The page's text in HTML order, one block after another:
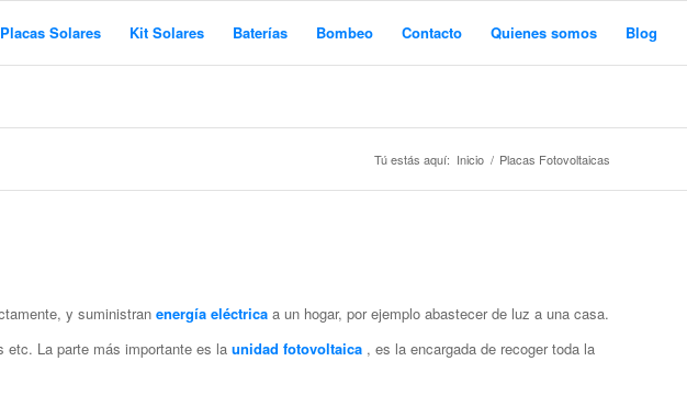
Placas Solares Kit Solares Baterías Bombeo Contacto Quienes somos Blog
Tú estás aquí: Inicio / Placas Fotovoltaicas
y suministran energía eléctrica a un hogar, por ejemplo abastecer de luz a una casa.
etc. La parte más importante es la unidad fotovoltaica , es la encargada de recoger toda la